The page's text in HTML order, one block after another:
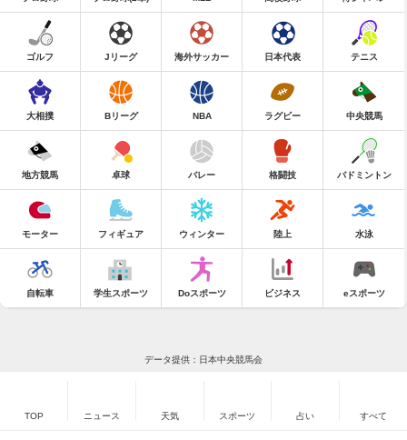
ゴルフ Jリーグ 海外サッカー 日本代表 テニス
大相撲 Bリーグ NBA ラグビー 中央競馬
地方競馬 卓球 バレー 格闘技 バドミントン
モーター フィギュア ウィンター 陸上 水泳
自転車 学生スポーツ Doスポーツ ビジネス eスポーツ
データ提供：日本中央競馬会
TOP ニュース 天気 スポーツ 占い すべて